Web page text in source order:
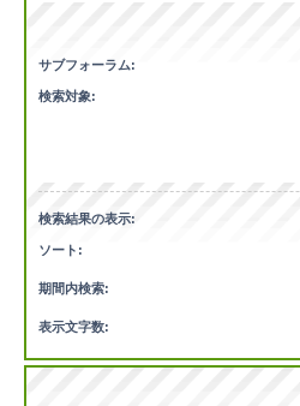
サブフォーラム:
検索対象:
検索結果の表示:
ソート:
期間内検索:
表示文字数: